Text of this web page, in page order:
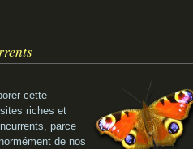
cette
riches et
parce
de nos